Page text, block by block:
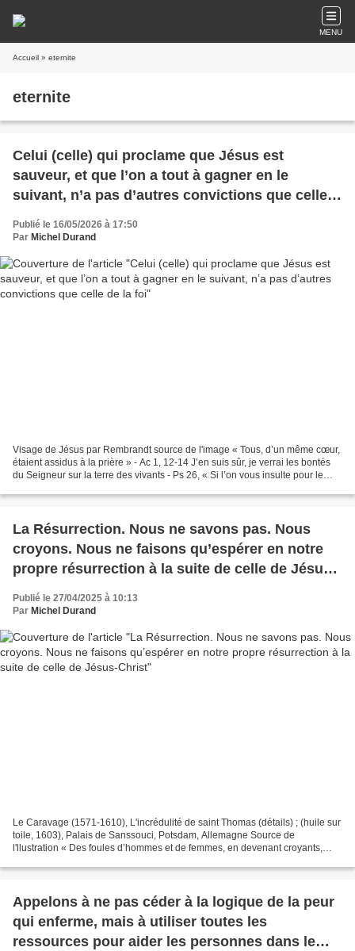
MENU
Accueil » eternite
eternite
Celui (celle) qui proclame que Jésus est
sauveur, et que l’on a tout à gagner en le
suivant, n’a pas d’autres convictions que celle
de la foi
Publié le 16/05/2026 à 17:50
Par Michel Durand
Visage de Jésus par Rembrandt source de l'image « Tous, d’un même cœur,
étaient assidus à la prière » - Ac 1, 12-14 J’en suis sûr, je verrai les bontés
du Seigneur sur la terre des vivants - Ps 26, « Si l’on vous insulte pour le
La Résurrection. Nous ne savons pas. Nous
croyons. Nous ne faisons qu’espérer en notre
propre résurrection à la suite de celle de Jésus-
Publié le 27/04/2025 à 10:13
Par Michel Durand
Le Caravage (1571-1610), L'incrédulité de saint Thomas (détails) ; (huile sur
toile, 1603), Palais de Sanssouci, Potsdam, Allemagne Source de
l'llustration « Des foules d’hommes et de femmes, en devenant croyants,
Appelons à ne pas céder à la logique de la peur
qui enferme, mais à utiliser toutes les
ressources pour aider les personnes dans le